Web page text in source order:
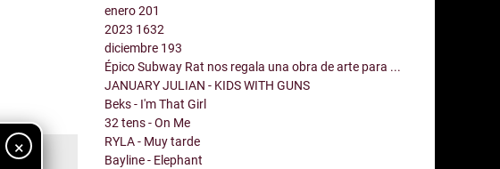
×
enero201
2023 1632
diciembre 193
Épico Subway Rat nos regala una obra de arte para ...
JANUARY JULIAN - KIDS WITH GUNS
Beks - I'm That Girl
32 tens - On Me
RYLA - Muy tarde
Bayline - Elephant